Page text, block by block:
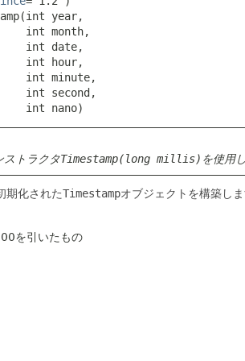
year,
int month,
int date,
int hour,
int minute,
int second,
int nano)
ストラクタTimestamp(long millis) を使用
期化されたTimestampオブジェクトを構築しま
を引いたもの